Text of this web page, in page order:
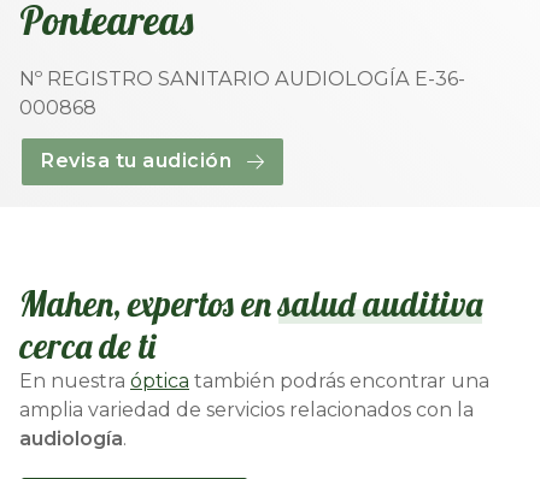
Ponteareas
Nº REGISTRO SANITARIO AUDIOLOGÍA E-36-
000868
Revisa tu audición
Mahen, expertos ensalud auditiva
cerca de ti
En nuestra óptica también podrás encontrar una
amplia variedad de servicios relacionados con la
audiología.